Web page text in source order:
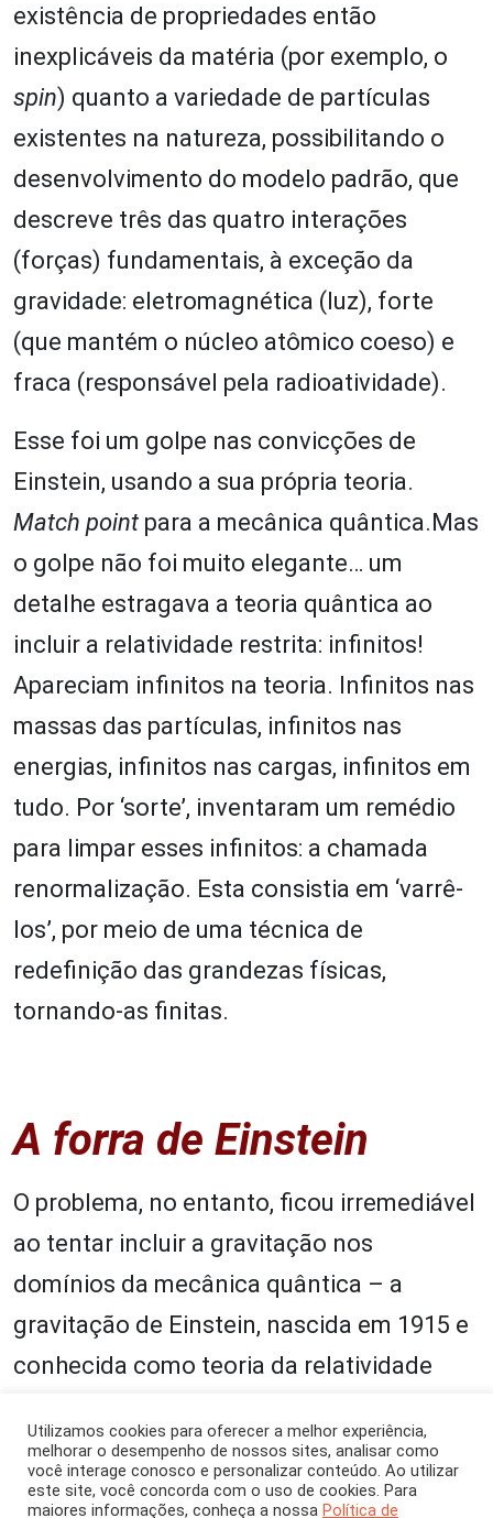
existência de propriedades então
inexplicáveis da matéria (por exemplo, o
spin) quanto a variedade de partículas
existentes na natureza, possibilitando o
desenvolvimento do modelo padrão, que
descreve três das quatro interações
(forças) fundamentais, à exceção da
gravidade: eletromagnética (luz), forte
(que mantém o núcleo atômico coeso) e
fraca (responsável pela radioatividade).
Esse foi um golpe nas convicções de
Einstein, usando a sua própria teoria.
Match point para a mecânica quântica.Mas
o golpe não foi muito elegante… um
detalhe estragava a teoria quântica ao
incluir a relatividade restrita: infinitos!
Apareciam infinitos na teoria. Infinitos nas
massas das partículas, infinitos nas
energias, infinitos nas cargas, infinitos em
tudo. Por ‘sorte’, inventaram um remédio
para limpar esses infinitos: a chamada
renormalização. Esta consistia em ‘varrê-
los’, por meio de uma técnica de
redefinição das grandezas físicas,
tornando-as finitas.
A forra de Einstein
O problema, no entanto, ficou irremediável
ao tentar incluir a gravitação nos
domínios da mecânica quântica – a
gravitação de Einstein, nascida em 1915 e
conhecida como teoria da relatividade
Os infinitos que apareciam agora não
eram tratáveis – e foi rigorosamente
Utilizamos cookies para oferecer a melhor experiência,
melhorar o desempenho de nossos sites, analisar como
você interage conosco e personalizar conteúdo. Ao utilizar
este site, você concorda com o uso de cookies. Para
maiores informações, conheça a nossa Política de